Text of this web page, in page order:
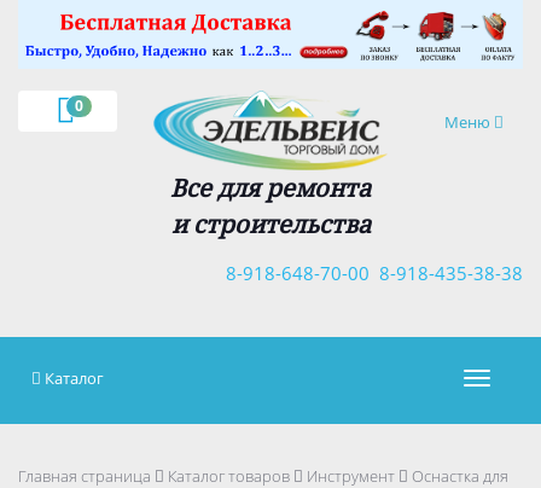
0
Навигация
Меню
Все для ремонта
и строительства
8-918-435-38-38
8-918-648-70-00
×
Каталог
Главная страница Каталог товаров Инструмент
Оснастка для